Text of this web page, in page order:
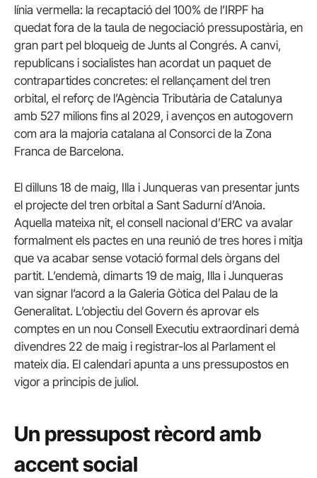
línia vermella: la recaptació del 100% de l’IRPF ha
quedat fora de la taula de negociació pressupostària, en
gran part pel bloqueig de Junts al Congrés. A canvi,
republicans i socialistes han acordat un paquet de
contrapartides concretes: el rellançament del tren
orbital, el reforç de l’Agència Tributària de Catalunya
amb 527 milions fins al 2029, i avenços en autogovern
com ara la majoria catalana al Consorci de la Zona
Franca de Barcelona.
El dilluns 18 de maig, Illa i Junqueras van presentar junts
el projecte del tren orbital a Sant Sadurní d’Anoia.
Aquella mateixa nit, el consell nacional d’ERC va avalar
formalment els pactes en una reunió de tres hores i mitja
que va acabar sense votació formal dels òrgans del
partit. L’endemà, dimarts 19 de maig, Illa i Junqueras
van signar l’acord a la Galeria Gòtica del Palau de la
Generalitat. L’objectiu del Govern és aprovar els
comptes en un nou Consell Executiu extraordinari demà
divendres 22 de maig i registrar-los al Parlament el
mateix dia. El calendari apunta a uns pressupostos en
vigor a principis de juliol.
Un pressupost rècord amb
accent social